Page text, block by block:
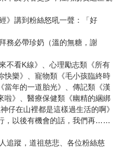
》講到粉絲怒吼一聲：「好
務必帶珍奶（溫的無糖，謝
不看K線》、心理勵志類《所有
快樂》、寵物類《毛小孩臨終時
當年的一道胎光》、傳記類《漢
啦》、醫療保健類《幽精的綑綁
仔在山裡都是這樣過生活的啊》
，以後有機會的話，我們再……
追蹤，道祖慈悲、各位粉絲慈